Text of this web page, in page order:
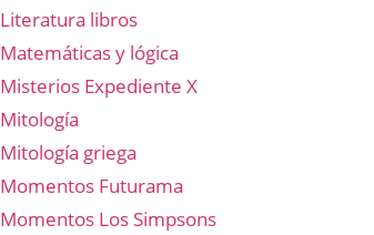
Literatura libros
Matemáticas y lógica
Misterios Expediente X
Mitología
Mitología griega
Momentos Futurama
Momentos Los Simpsons